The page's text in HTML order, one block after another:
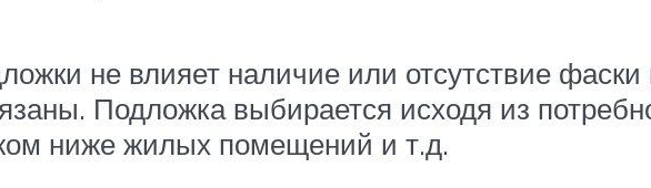
не влияет наличие или отсутствие фаски
Подложка выбирается исходя из
ниже жилых помещений и т.д.